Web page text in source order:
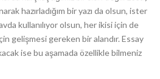
hazırladığım bir yazı da olsun, ister
kullanılıyor olsun, her ikisi için de
gelişmesi gereken bir alandır. Essay
ise bu aşamada özellikle bilmeniz